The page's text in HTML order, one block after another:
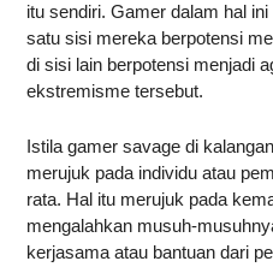
itu sendiri. Gamer dalam hal
satu sisi mereka berpotensi
di sisi lain berpotensi menjadi
ekstremisme tersebut.
Istila gamer savage di
merujuk pada individu atau
rata. Hal itu merujuk pada
mengalahkan musuh-
kerjasama atau bantuan dari